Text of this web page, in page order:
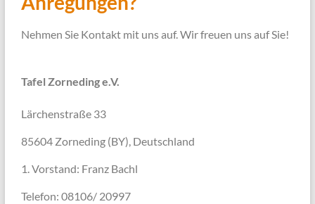
Nehmen Sie Kontakt mit uns auf. Wir freuen uns auf Sie!
Tafel Zorneding e.V.
Lärchenstraße 33
85604 Zorneding (BY), Deutschland
1. Vorstand: Franz Bachl
Telefon: 08106/ 20997